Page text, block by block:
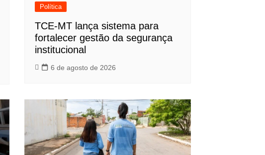
Política
TCE-MT lança sistema para
fortalecer gestão da segurança
institucional
6 de agosto de 2026